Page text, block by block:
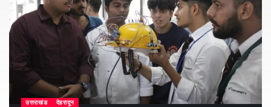
उत्तराखंड देहरादून